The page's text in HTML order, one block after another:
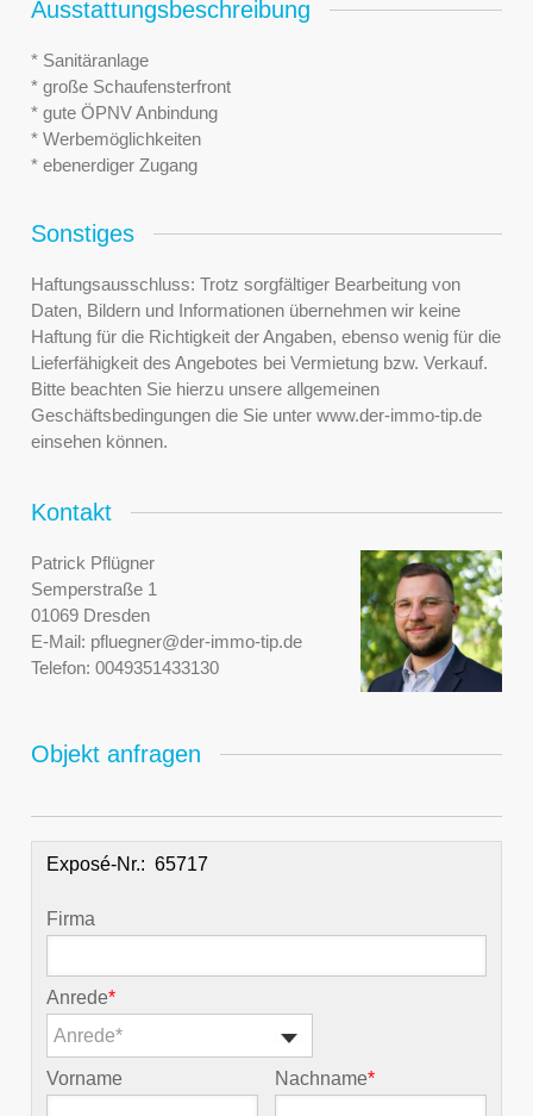
Ausstattungsbeschreibung
* Sanitäranlage
* große Schaufensterfront
* gute ÖPNV Anbindung
* Werbemöglichkeiten
* ebenerdiger Zugang
Sonstiges
Haftungsausschluss: Trotz sorgfältiger Bearbeitung von
Daten, Bildern und Informationen übernehmen wir keine
Haftung für die Richtigkeit der Angaben, ebenso wenig für die
Lieferfähigkeit des Angebotes bei Vermietung bzw. Verkauf.
Bitte beachten Sie hierzu unsere allgemeinen
Geschäftsbedingungen die Sie unter www.der-immo-tip.de
einsehen können.
Kontakt
Patrick Pflügner
Semperstraße 1
01069 Dresden
E-Mail: pfluegner@der-immo-tip.de
Telefon: 0049351433130
Objekt anfragen
Exposé-Nr.:
Firma
Anrede*
Anrede*
Vorname Nachname*